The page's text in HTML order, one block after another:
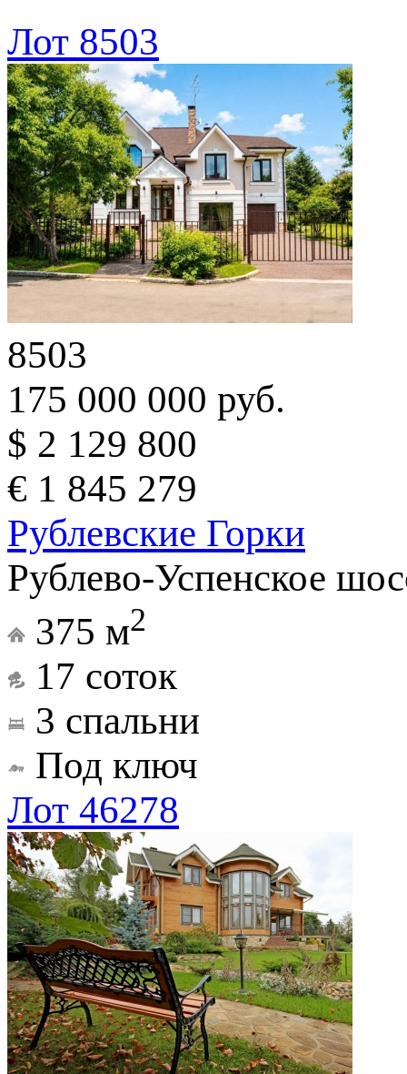
Лот 8503
8503
175 000 000 руб.
$ 2 129 800
€ 1 845 279
Рублевские Горки
Рублево-Успенское
375 м2
17 соток
3 спальни
Под ключ
Лот 46278